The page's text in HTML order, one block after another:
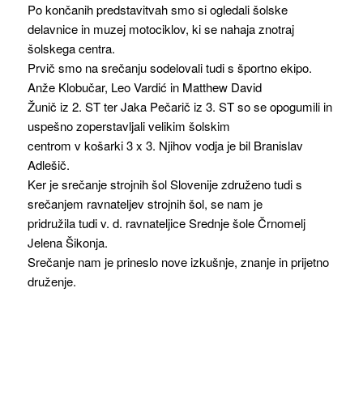
Po končanih predstavitvah smo si ogledali šolske
delavnice in muzej motociklov, ki se nahaja znotraj
šolskega centra.
Prvič smo na srečanju sodelovali tudi s športno ekipo.
Anže Klobučar, Leo Vardić in Matthew David
Žunič iz 2. ST ter Jaka Pečarič iz 3. ST so se opogumili in
uspešno zoperstavljali velikim šolskim
centrom v košarki 3 x 3. Njihov vodja je bil Branislav
Adlešič.
Ker je srečanje strojnih šol Slovenije združeno tudi s
srečanjem ravnateljev strojnih šol, se nam je
pridružila tudi v. d. ravnateljice Srednje šole Črnomelj
Jelena Šikonja.
Srečanje nam je prineslo nove izkušnje, znanje in prijetno
druženje.